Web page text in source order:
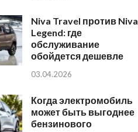
Niva Travel против Niva
Legend: где
обслуживание
обойдется дешевле
03.04.2026
Когда электромобиль
может быть выгоднее
бензинового